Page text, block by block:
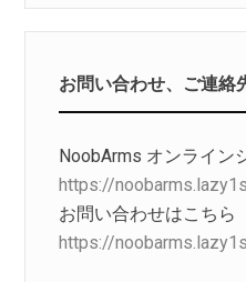
お問い合わせ、ご連絡
NoobArms オンライン
https://
お問い合わせはこちら
https://